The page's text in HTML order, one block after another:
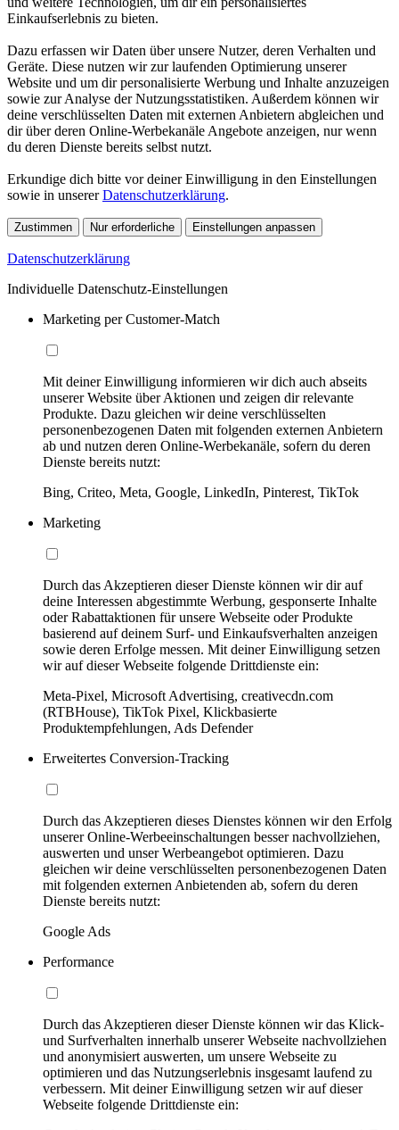
Einkaufserlebnis zu bieten.
Dazu erfassen wir Daten über unsere Nutzer, deren Verhalten und
Geräte. Diese nutzen wir zur laufenden Optimierung unserer
Website und um dir personalisierte Werbung und Inhalte anzuzeigen
sowie zur Analyse der Nutzungsstatistiken. Außerdem können wir
deine verschlüsselten Daten mit externen Anbietern abgleichen und
dir über deren Online-Werbekanäle Angebote anzeigen, nur wenn
du deren Dienste bereits selbst nutzt.
Erkundige dich bitte vor deiner Einwilligung in den Einstellungen
sowie in unsererDatenschutzerklärung.
Zustimmen Nur erforderliche Einstellungen anpassen
Datenschutzerklärung
Individuelle Datenschutz-Einstellungen
Marketing per Customer-Match
Mit deiner Einwilligung informieren wir dich auch abseits
unserer Website über Aktionen und zeigen dir relevante
Produkte. Dazu gleichen wir deine verschlüsselten
personenbezogenen Daten mit folgenden externen Anbietern
ab und nutzen deren Online-Werbekanäle, sofern du deren
Dienste bereits nutzt:
Bing, Criteo, Meta, Google, LinkedIn, Pinterest, TikTok
Marketing
Durch das Akzeptieren dieser Dienste können wir dir auf
deine Interessen abgestimmte Werbung, gesponserte Inhalte
oder Rabattaktionen für unsere Webseite oder Produkte
basierend auf deinem Surf- und Einkaufsverhalten anzeigen
sowie deren Erfolge messen. Mit deiner Einwilligung setzen
wir auf dieser Webseite folgende Drittdienste ein:
Meta-Pixel, Microsoft Advertising, creativecdn.com
(RTBHouse), TikTok Pixel, Klickbasierte
Produktempfehlungen, Ads Defender
Erweitertes Conversion-Tracking
Durch das Akzeptieren dieses Dienstes können wir den Erfolg
unserer Online-Werbeeinschaltungen besser nachvollziehen,
auswerten und unser Werbeangebot optimieren. Dazu
gleichen wir deine verschlüsselten personenbezogenen Daten
mit folgenden externen Anbietenden ab, sofern du deren
Dienste bereits nutzt:
Google Ads
Performance
Durch das Akzeptieren dieser Dienste können wir das Klick-
und Surfverhalten innerhalb unserer Webseite nachvollziehen
und anonymisiert auswerten, um unsere Webseite zu
optimieren und das Nutzungserlebnis insgesamt laufend zu
verbessern. Mit deiner Einwilligung setzen wir auf dieser
Webseite folgende Drittdienste ein: